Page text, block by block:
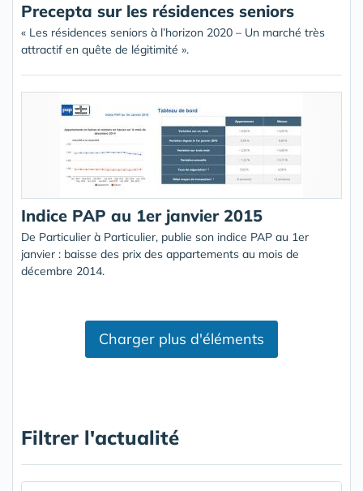
Precepta sur les résidences seniors
« Les résidences seniors à l’horizon 2020 – Un marché très
attractif en quête de légitimité ».
Indice PAP au 1er janvier 2015
De Particulier à Particulier, publie son indice PAP au 1er
janvier : baisse des prix des appartements au mois de
décembre 2014.
Charger plus d'éléments
Filtrer l'actualité